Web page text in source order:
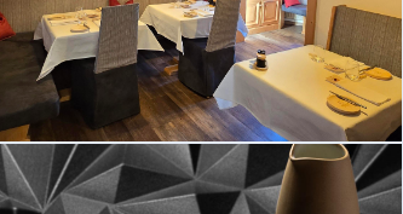
© Gerloser Stubn